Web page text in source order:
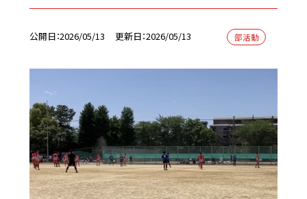
公開日 2026/05/13 更新日 2026/05/13 部活動